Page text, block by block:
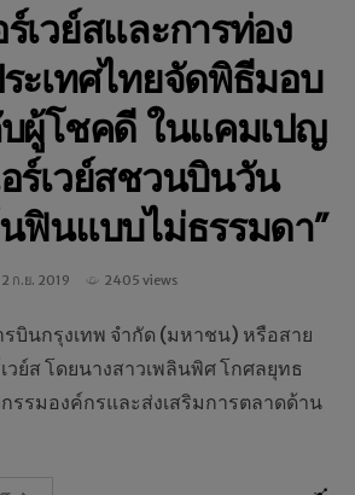
เวย์สและการท่อง
ะเทศไทยจัดพิธีมอบ
ผู้โชคดี ในแคมเปญ
ร์เวย์สชวนบินวัน
ฟินแบบไม่ธรรมดา”
ก.ย. 2019 2405 views
รบินกรุงเทพ จำกัด (มหาชน) หรือสาย
วย์ส โดยนางสาวเพลินพิศ โกศลยุทธ
รรมองค์กรและส่งเสริมการตลาดด้าน